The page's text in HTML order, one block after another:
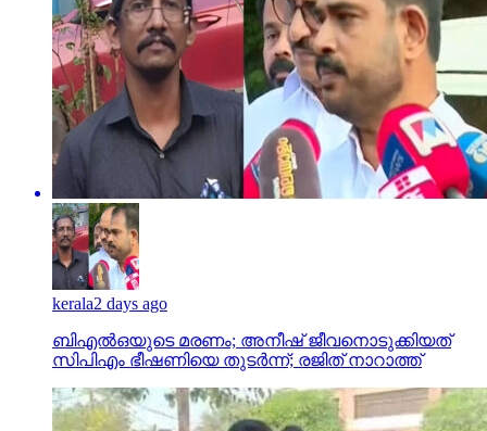
kerala2 days ago
ബിഎല്‍ഒയുടെ മരണം; അനീഷ് ജീവനൊടുക്കിയത്
സിപിഎം ഭീഷണിയെ തുടര്‍ന്ന്; രജിത് നാറാത്ത്